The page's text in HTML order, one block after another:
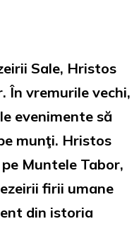
Sale, Hristos
În vremurile vechi,
evenimente să
munţi. Hristos
Muntele Tabor,
firii umane
din istoria